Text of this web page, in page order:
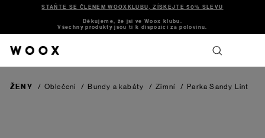
STAŇTE SE ČLENEM WOOXKLUBU, ZÍSKEJTE 50% SLEVU
Děkujeme, že jsi ve Woox klubu.
Všechny produkty jsou ti k dispozici za polovinu.
ŽENY / Oblečení / Bundy a kabáty / Zimní / Parka Sandy Lint